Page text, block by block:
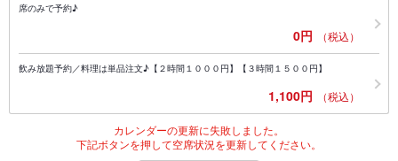
席のみで予約♪
0円 （税込）
飲み放題予約／料理は単品注文♪【２時間１０００円】【３時間１５００円】
1,100円 （税込）
カレンダーの更新に失敗しました。
下記ボタンを押して空席状況を更新してください。